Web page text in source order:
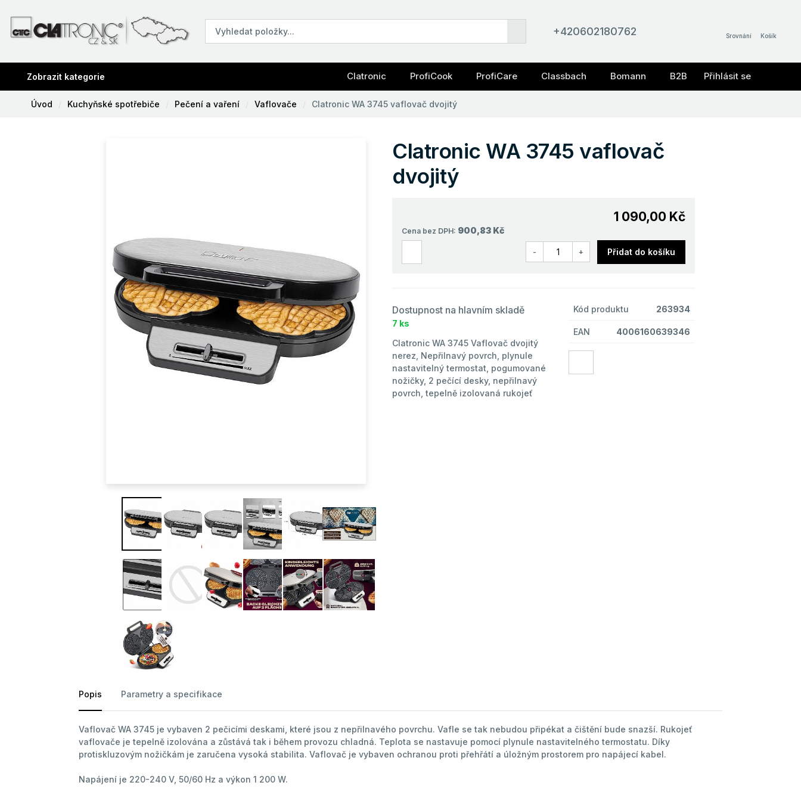
+420602180762 Srovnání Košík
Zobrazit kategorie Clatronic ProfiCook ProfiCare Classbach Bomann B2B Přihlásit se
Úvod Kuchyňské spotřebiče Pečení a vaření Vaflovače Clatronic WA 3745 vaflovač dvojitý
Clatronic WA 3745 vaflovač
dvojitý
1 090,00 Kč
Cena bez DPH: 900,83 Kč
Přidat do košíku
Dostupnost na hlavním skladě
7 ks
Clatronic WA 3745 Vaflovač dvojitý
nerez, Nepřilnavý povrch, plynule
nastavitelný termostat, pogumované
nožičky, 2 pečící desky, nepřilnavý
povrch, tepelně izolovaná rukojeť
Kód produktu 263934
EAN 4006160639346
Popis Parametry a specifikace
Vaflovač WA 3745 je vybaven 2 pečicími deskami, které jsou z nepřilnavého povrchu. Vafle se tak nebudou připékat a čištění bude snazší. Rukojeť
vaflovače je tepelně izolována a zůstává tak i během provozu chladná. Teplota se nastavuje pomocí plynule nastavitelného termostatu. Díky
protiskluzovým nožičkám je zaručena vysoká stabilita. Vaflovač je vybaven ochranou proti přehřátí a úložným prostorem pro napájecí kabel.
Napájení je 220-240 V, 50/60 Hz a výkon 1 200 W.